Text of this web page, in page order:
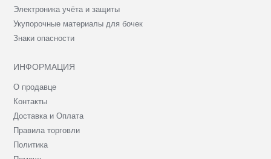
Электроника учёта и защиты
Укупорочные материалы для бочек
Знаки опасности
ИНФОРМАЦИЯ
О продавце
Контакты
Доставка и Оплата
Правила торговли
Политика